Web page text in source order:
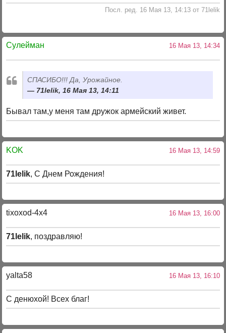
Посл. ред. 16 Мая 13, 14:13 от 71lelik
Сулейман 16 Мая 13, 14:34
СПАСИБО!!! Да, Урожайное.
71lelik, 16 Мая 13, 14:11
Бывал там,у меня там дружок армейский живет.
KOK 16 Мая 13, 14:59
71lelik, С Днем Рождения!
tixoxod-4x4 16 Мая 13, 16:00
71lelik, поздравляю!
yalta58 16 Мая 13, 16:10
С денюхой! Всех благ!